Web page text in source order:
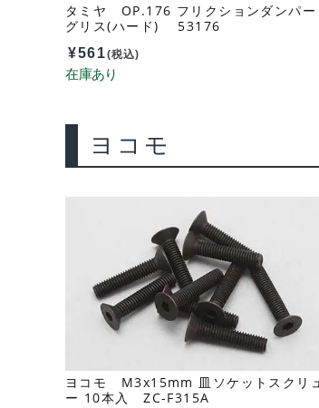
タミヤ OP.176 フリクションダンパー
グリス(ハード) 53176
¥561(税込)
ヨコモ
ヨコモ M3x15mm 皿ソケットスクリュ
ー 10本入 ZC-F315A